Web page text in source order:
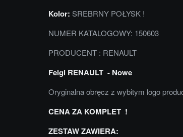
Kolor: SREBRNY POŁYSK !
NUMER KATALOGOWY: 150603
PRODUCENT : RENAULT
Felgi RENAULT - Nowe
Oryginalna obręcz z wybitym logo
CENA ZA KOMPLET !
ZESTAW ZAWIERA: